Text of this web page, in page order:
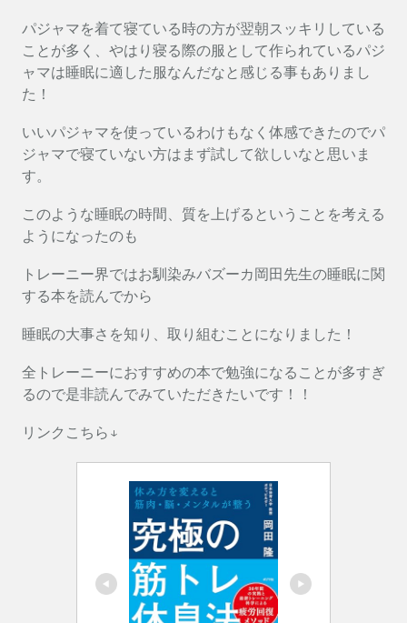
パジャマを着て寝ている時の方が翌朝スッキリしている
ことが多く、やはり寝る際の服として作られているパジ
ャマは睡眠に適した服なんだなと感じる事もありまし
た！
いいパジャマを使っているわけもなく体感できたのでパ
ジャマで寝ていない方はまず試して欲しいなと思いま
す。
このような睡眠の時間、質を上げるということを考える
ようになったのも
トレーニー界ではお馴染みバズーカ岡田先生の睡眠に関
する本を読んでから
睡眠の大事さを知り、取り組むことになりました！
全トレーニーにおすすめの本で勉強になることが多すぎ
るので是非読んでみていただきたいです！！
リンクこちら↓